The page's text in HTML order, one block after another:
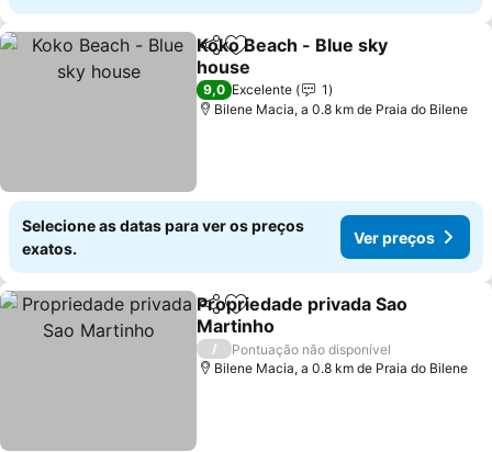
PartilharAdicionar aos favoritos
Koko Beach - Blue sky
house
Ver preços
9,0 Excelente
1
Bilene Macia, a 0.8 km de Praia do Bilene
Selecione as datas para ver os preços
exatos.
Ver preços
PartilharAdicionar aos favoritos
Propriedade privada Sao
Martinho
Ver preços
/
Pontuação não disponível
Bilene Macia, a 0.8 km de Praia do Bilene